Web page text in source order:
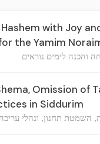
with Joy
the Yamim
והכנה לימים נוראים
Omission of
in Siddurim
השמטת תחנון, ונהלי עריכה